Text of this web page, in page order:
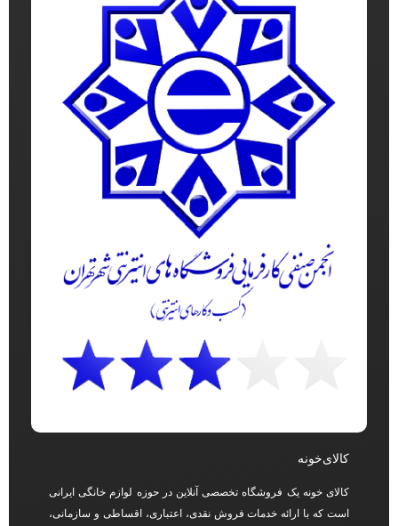
کالای‌خونه
کالای خونه یک فروشگاه تخصصی آنلاین در حوزه لوازم خانگی ایرانی
است که با ارائه خدمات فروش نقدی، اعتباری، اقساطی و سازمانی،